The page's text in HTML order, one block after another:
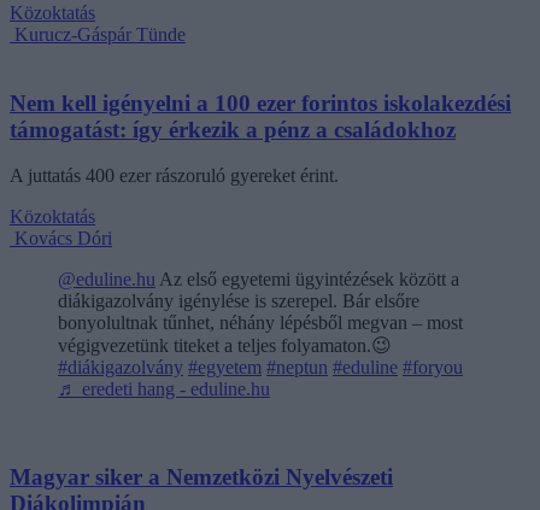
Közoktatás
Kurucz-Gáspár Tünde
Nem kell igényelni a 100 ezer forintos iskolakezdési
támogatást: így érkezik a pénz a családokhoz
A juttatás 400 ezer rászoruló gyereket érint.
Közoktatás
Kovács Dóri
@eduline.hu Az első egyetemi ügyintézések között a
diákigazolvány igénylése is szerepel. Bár elsőre
bonyolultnak tűnhet, néhány lépésből megvan – most
végigvezetünk titeket a teljes folyamaton.😉
#diákigazolvány #egyetem #neptun #eduline #foryou
♬ eredeti hang - eduline.hu
Magyar siker a Nemzetközi Nyelvészeti
Diákolimpián